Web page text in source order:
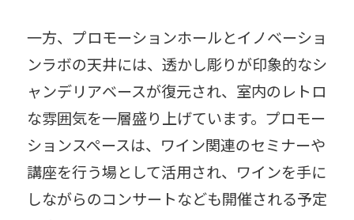
一方、プロモーションホールとイノベーショ
ンラボの天井には、透かし彫りが印象的なシ
ャンデリアベースが復元され、室内のレトロ
な雰囲気を一層盛り上げています。プロモー
ションスペースは、ワイン関連のセミナーや
講座を行う場として活用され、ワインを手に
しながらのコンサートなども開催される予定